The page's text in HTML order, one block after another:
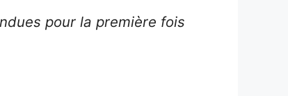
pour la première fois